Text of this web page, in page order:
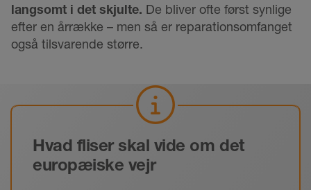
langsomt i det skjulte. De bliver ofte først synlige
efter en årrække – men så er reparationsomfanget
også tilsvarende større.
Hvad fliser skal vide om det
europæiske vejr